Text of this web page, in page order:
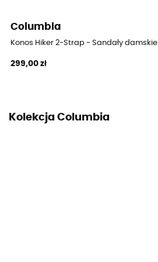
Columbia
Konos Hiker 2-Strap - Sandały damskie
299,00 zł
Kolekcja Columbia